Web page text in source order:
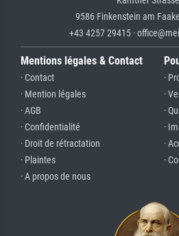
9586 Finkenstein am
+43 4257 29415 ·
Mentions légales & Contact
· Contact
· Mention légales
· AGB
· Confidentialité
· Droit de rétractation
· Plaintes
· A propos de nous
·
·
·
·
·
·